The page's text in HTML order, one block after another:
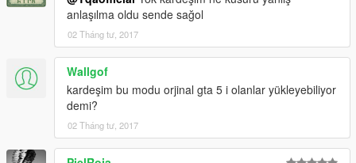
anlaşılma oldu sende sağol
02 Tháng tư, 2017
Wallgof
kardeşim bu modu orjinal gta 5 i olanlar yükleyebiliyor
demi?
02 Tháng tư, 2017